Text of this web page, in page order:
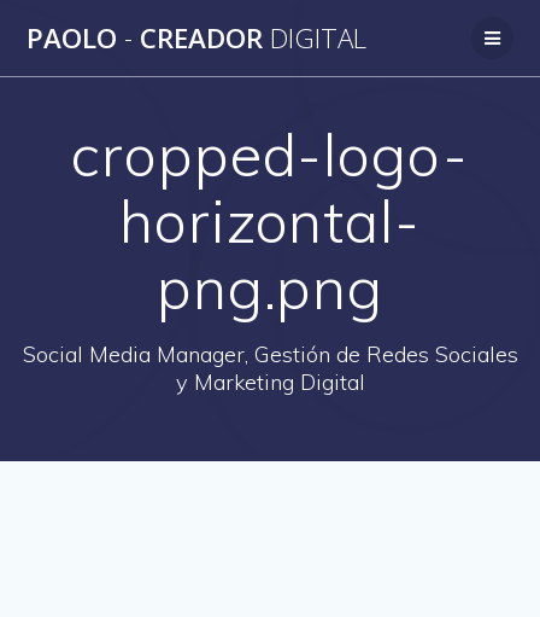
al
PAOLO - CREADOR DIGITAL
cropped-logo-
horizontal-
png.png
Social Media Manager, Gestión de Redes Sociales
y Marketing Digital